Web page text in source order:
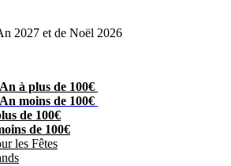
2027 et de Noël 2026
à plus de 100€
moins de 100€
de 100€
de 100€
les Fêtes